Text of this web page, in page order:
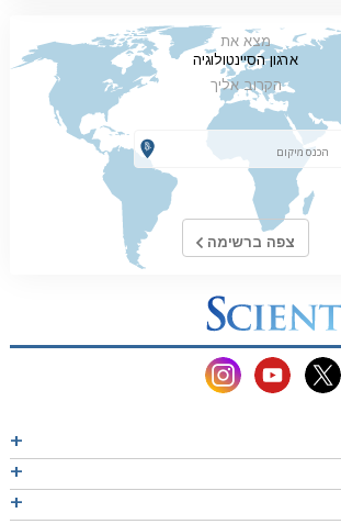
מצא את
ארגון הסיינטולוגיה
הקרוב אליך
צפה ברשימה